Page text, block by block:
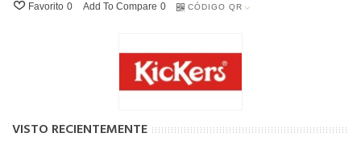
Favorito 0 Add To Compare 0 CÓDIGO QR
VISTO RECIENTEMENTE